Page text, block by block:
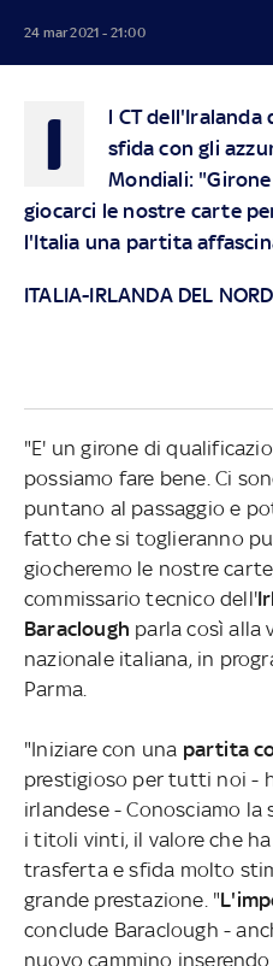
24 mar 2021 - 21:00
I
l CT dell'Iralanda
sfida con gli
Mondiali:
giocarci le nostre carte
l'Italia una partita
ITALIA-IRLANDA DEL
"E' un girone di
possiamo fare bene. Ci
puntano al passaggio e
fatto che si toglieranno
giocheremo le nostre
commissario tecnico dell'
Baraclough parla così alla
nazionale italiana, in
Parma.
"Iniziare con una partita
prestigioso per tutti noi -
irlandese - Conosciamo
i titoli vinti, il valore che
trasferta e sfida molto
grande prestazione. "
conclude Baraclough -
nuovo cammino